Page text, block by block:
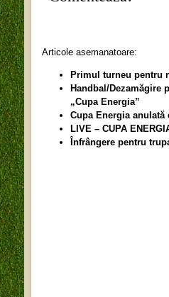
Articole asemanatoare:
Primul turneu pentru
Handbal/
„Cupa Energia”
Cupa Energia anulată
LIVE – CUPA
Înfrângere pentru